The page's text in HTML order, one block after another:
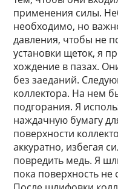
применения силы.
необходимо, но
давления, чтобы не
установки щеток, я
хождение в пазах.
без заеданий.
коллектора. На нем
подгорания. Я
наждачную бумагу
поверхности
аккуратно, избегая
повредить медь. Я
пока поверхность не